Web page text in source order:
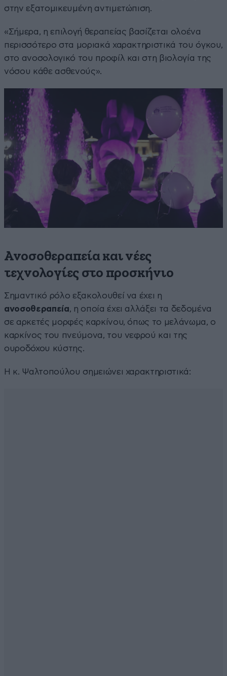
στην εξατομικευμένη αντιμετώπιση.
«Σήμερα, η επιλογή θεραπείας βασίζεται ολοένα
περισσότερο στα μοριακά χαρακτηριστικά του όγκου,
στο ανοσολογικό του προφίλ και στη βιολογία της
νόσου κάθε ασθενούς».
Ανοσοθεραπεία και νέες
τεχνολογίες στο προσκήνιο
Σημαντικό ρόλο εξακολουθεί να έχει η
ανοσοθεραπεία, η οποία έχει αλλάξει τα δεδομένα
σε αρκετές μορφές καρκίνου, όπως το μελάνωμα, ο
καρκίνος του πνεύμονα, του νεφρού και της
ουροδόχου κύστης.
Η κ. Ψαλτοπούλου σημειώνει χαρακτηριστικά: